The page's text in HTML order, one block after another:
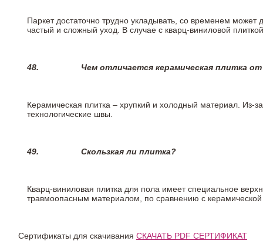
Паркет достаточно трудно укладывать, со временем
частый и сложный уход. В случае с кварц-виниловой
48. Чем отличается керамическая плитка
Керамическая плитка – хрупкий и холодный материал. Из-
технологические швы.
49. Скользкая ли плитка?
Кварц-виниловая плитка для пола имеет специальное
травмоопасным материалом, по сравнению с
Сертификаты для скачивания СКАЧАТЬ PDF СЕРТИФИКАТ